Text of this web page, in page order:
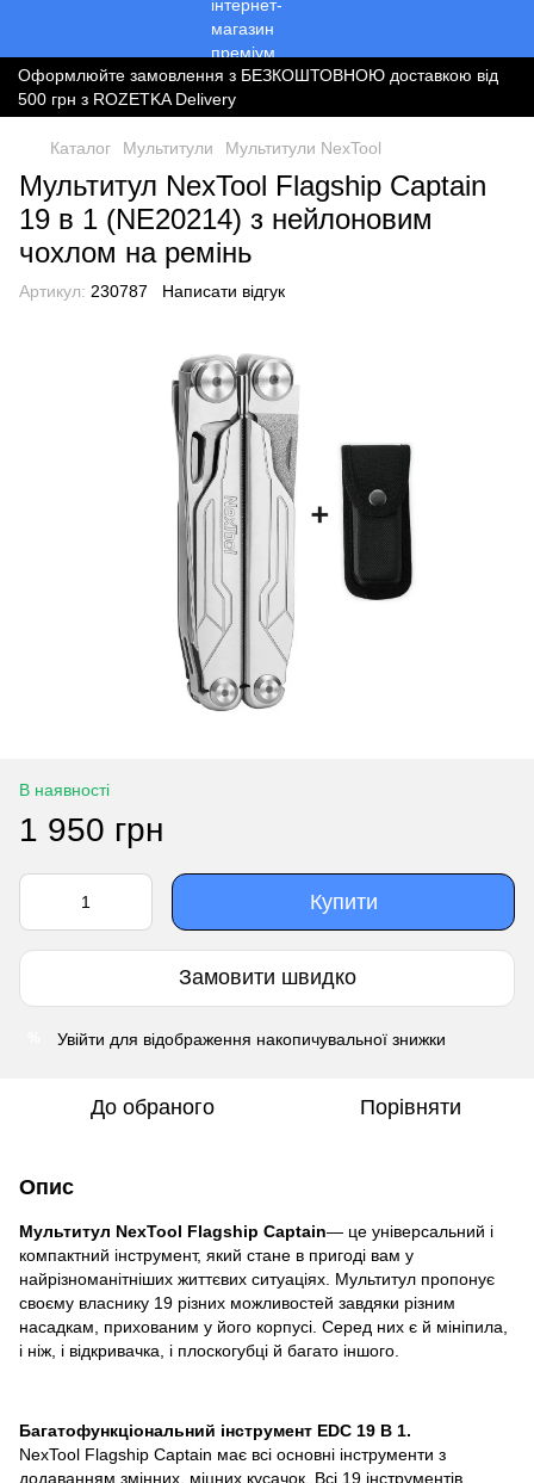
Оформлюйте замовлення з БЕЗКОШТОВНОЮ доставкою від
500 грн з ROZETKA Delivery
Каталог Мультитули Мультитули NexTool
Мультитул NexTool Flagship Captain
19 в 1 (NE20214) з нейлоновим
чохлом на ремінь
Артикул: 230787 Написати відгук
В наявності
1 950 грн
Купити
Замовити швидко
Увійти для відображення накопичувальної знижки
До обраного Порівняти
Опис
Мультитул NexTool Flagship Captain— це універсальний і
компактний інструмент, який стане в пригоді вам у
найрізноманітніших життєвих ситуаціях. Мультитул пропонує
своєму власнику 19 різних можливостей завдяки різним
насадкам, прихованим у його корпусі. Серед них є й мініпила,
і ніж, і відкривачка, і плоскогубці й багато іншого.
Багатофункціональний інструмент EDC 19 В 1.
NexTool Flagship Captain має всі основні інструменти з
додаванням змінних, міцних кусачок. Всі 19 інструментів